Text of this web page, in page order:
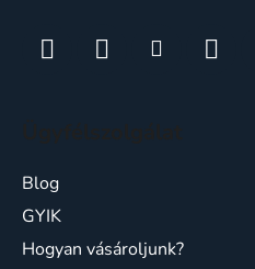
Blog
GYIK
Hogyan vásároljunk?